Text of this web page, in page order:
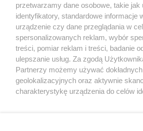
Kultura
X Facebook
przetwarzamy dane osobowe, takie jak
identyfikatory, standardowe informacje
urządzenie czy dane przeglądania w
spersonalizowanych reklam, wybór
treści, pomiar reklam i treści, badanie
ulepszanie usług. Za zgodą
Partnerzy możemy używać
geolokalizacyjnych oraz aktywnie
charakterystykę urządzenia do celów